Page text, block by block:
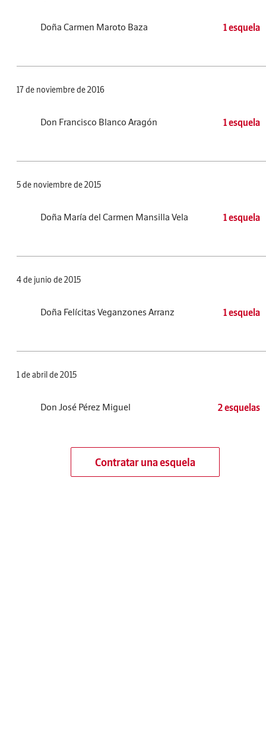
Doña Carmen Maroto Baza 1 esquela
17 de noviembre de 2016
Don Francisco Blanco Aragón 1 esquela
5 de noviembre de 2015
Doña María del Carmen Mansilla Vela 1 esquela
4 de junio de 2015
Doña Felícitas Veganzones Arranz 1 esquela
1 de abril de 2015
Don José Pérez Miguel 2 esquelas
Contratar una esquela